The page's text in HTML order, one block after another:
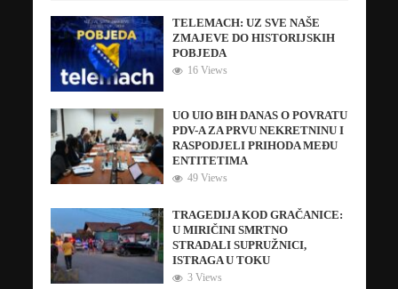
TELEMACH: UZ SVE NAŠE
ZMAJEVE DO HISTORIJSKIH
POBJEDA
16 Views
UO UIO BIH DANAS O POVRATU
PDV-A ZA PRVU NEKRETNINU I
RASPODJELI PRIHODA MEĐU
ENTITETIMA
49 Views
TRAGEDIJA KOD GRAČANICE:
U MIRIČINI SMRTNO
STRADALI SUPRUŽNICI,
ISTRAGA U TOKU
3 Views